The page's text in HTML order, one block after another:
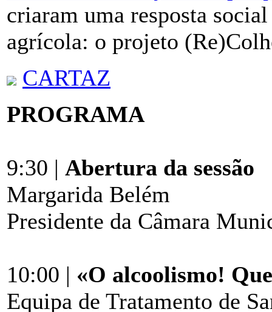
criaram uma resposta
agrícola: o projeto
CARTAZ
PROGRAMA
9:30 | Abertura da sessão
Margarida Belém
Presidente da Câmara
10:00 | «O alcoolismo!
Equipa de Tratamento de